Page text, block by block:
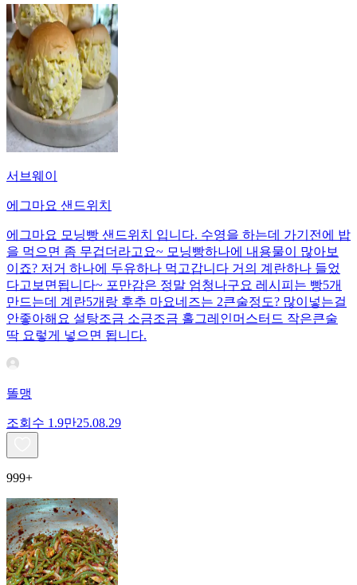
서브웨이
에그마요 샌드위치
에그마요 모닝빵 샌드위치 입니다. 수영을 하는데 가기전에 밥
을 먹으면 좀 무겁더라고요~ 모닝빵하나에 내용물이 많아보
이죠? 저거 하나에 두유하나 먹고갑니다 거의 계란하나 들었
다고보면됩니다~ 포만감은 정말 엄청나구요 레시피는 빵5개
만드는데 계란5개랑 후추 마요네즈는 2큰술정도? 많이넣는걸
안좋아해요 설탕조금 소금조금 홀그레인머스터드 작은큰술
딱 요렇게 넣으면 됩니다.
똘맹
조회수 1.9만25.08.29
999+